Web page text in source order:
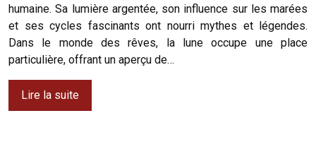
humaine. Sa lumière argentée, son influence sur les marées
et ses cycles fascinants ont nourri mythes et légendes.
Dans le monde des rêves, la lune occupe une place
particulière, offrant un aperçu de…
Lire la suite